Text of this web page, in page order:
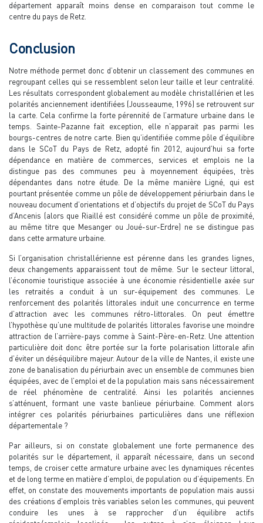
département apparaît moins dense en comparaison tout comme le
centre du pays de Retz.
Conclusion
Notre méthode permet donc d’obtenir un classement des communes en
regroupant celles qui se ressemblent selon leur taille et leur centralité.
Les résultats correspondent globalement au modèle christallérien et les
polarités anciennement identifiées (Jousseaume, 1996) se retrouvent sur
la carte. Cela confirme la forte pérennité de l’armature urbaine dans le
temps. Sainte-Pazanne fait exception, elle n’apparait pas parmi les
bourgs-centres de notre carte. Bien qu’identifiée comme pôle d’équilibre
dans le SCoT du Pays de Retz, adopté fin 2012, aujourd’hui sa forte
dépendance en matière de commerces, services et emplois ne la
distingue pas des communes peu à moyennement équipées, très
dépendantes dans notre étude. De la même manière Ligné, qui est
pourtant présentée comme un pôle de développement périurbain dans le
nouveau document d’orientations et d’objectifs du projet de SCoT du Pays
d’Ancenis (alors que Riaillé est considéré comme un pôle de proximité,
au même titre que Mesanger ou Joué-sur-Erdre) ne se distingue pas
dans cette armature urbaine.
Si l’organisation christallérienne est pérenne dans les grandes lignes,
deux changements apparaissent tout de même. Sur le secteur littoral,
l’économie touristique associée à une économie résidentielle axée sur
les retraités a conduit à un sur-équipement des communes. Le
renforcement des polarités littorales induit une concurrence en terme
d’attraction avec les communes rétro-littorales. On peut émettre
l’hypothèse qu’une multitude de polarités littorales favorise une moindre
attraction de l’arrière-pays comme à Saint-Père-en-Retz. Une attention
particulière doit donc être portée sur la forte polarisation littorale afin
d’éviter un déséquilibre majeur. Autour de la ville de Nantes, il existe une
zone de banalisation du périurbain avec un ensemble de communes bien
équipées, avec de l’emploi et de la population mais sans nécessairement
de réel phénomène de centralité. Ainsi les polarités anciennes
s’atténuent, formant une vaste banlieue périurbaine. Comment alors
intégrer ces polarités périurbaines particulières dans une réflexion
départementale ?
Par ailleurs, si on constate globalement une forte permanence des
polarités sur le département, il apparaît nécessaire, dans un second
temps, de croiser cette armature urbaine avec les dynamiques récentes
et de long terme en matière d’emploi, de population ou d’équipements. En
effet, on constate des mouvements importants de population mais aussi
des créations d’emplois très variables selon les communes, qui peuvent
conduire les unes à se rapprocher d’un équilibre actifs